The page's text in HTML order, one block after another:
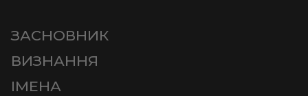
ЗАСНОВНИК
ВИЗНАННЯ
ІМЕНА